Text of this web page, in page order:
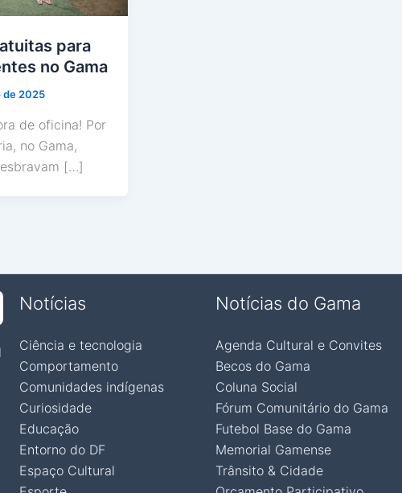
para
no Gama
de 2025
de oficina! Por
no Gama,
[…]
Notícias
Ciência e tecnologia
Comportamento
Comunidades indígenas
Curiosidade
Educação
Entorno do DF
Espaço Cultural
Notícias do Gama
Agenda Cultural e Convites
Becos do Gama
Coluna Social
Fórum Comunitário do Gama
Futebol Base do Gama
Memorial Gamense
Trânsito & Cidade